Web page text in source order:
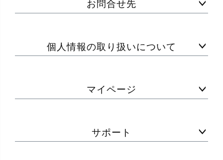
お問合せ先
個人情報の取り扱いについて
マイページ
サポート